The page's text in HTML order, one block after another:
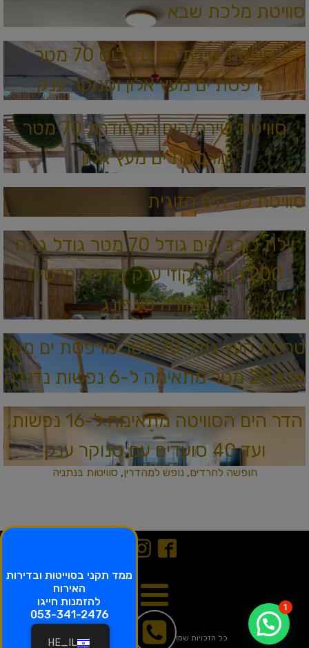
סוויטת מלכת שבא
סוייטת שירת מרים פלוס 70 מטר
מרפסת ים מעץ אלון וסנוקר ענק
סוויטת שירת הים המהודרת 70 מטר
מרפסת ים מעץ אלון
סוויטת לב הים הזוגית
וילת כוכב הים גודל 70 מטר גודל גינה
200 מטר ג'קוזי ענק בריכה פרטית
מקורה פינפונג
טרסת העץ גודל 70 מטר מרפסת ים מעץ
אלון 20 מטר מתאימה ל-6 נפשות נדנדה
הדר הים הסוויטה מתאימה ל-16 נפשות,
ועד 40 סועדים עם סנוקר ענק
חופשה לחרדים,נופש למהדרין, סוויטות בנתניה
ממד תקני בסוייטות ובדירות
האירוח
להזמנות חייגו
053-341-2476
כל הזכויות שמורות © רויאל חוף צאנז
2026
HE_IL
1